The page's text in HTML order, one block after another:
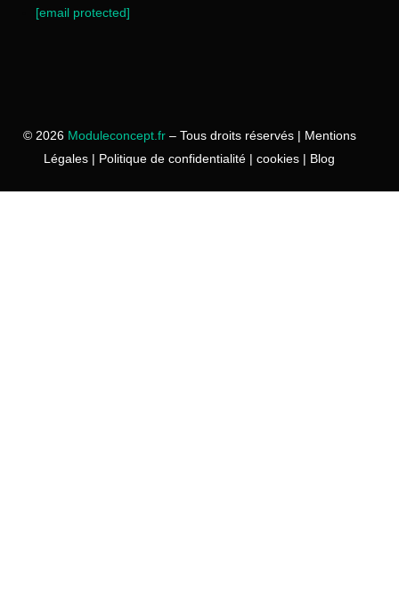
[email protected]
© 2026 Moduleconcept.fr – Tous droits réservés | Mentions
Légales | Politique de confidentialité |cookies | Blog